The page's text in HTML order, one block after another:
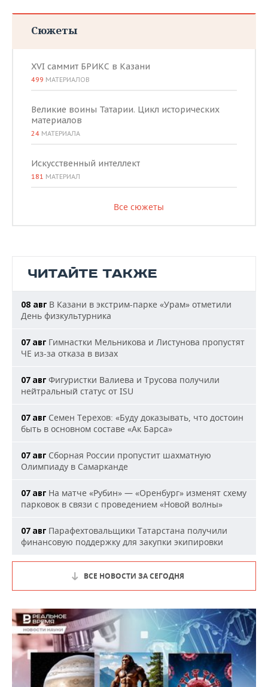
Сюжеты
XVI саммит БРИКС в Казани
499 МАТЕРИАЛОВ
Великие воины Татарии. Цикл исторических
материалов
24 МАТЕРИАЛА
Искусственный интеллект
181 МАТЕРИАЛ
Все сюжеты
ЧИТАЙТЕ ТАКЖЕ
08 авг В Казани в экстрим-парке «Урам» отметили
День физкультурника
07 авг Гимнастки Мельникова и Листунова пропустят
ЧЕ из-за отказа в визах
07 авг Фигуристки Валиева и Трусова получили
нейтральный статус от ISU
07 авг Семен Терехов: «Буду доказывать, что достоин
быть в основном составе «Ак Барса»
07 авг Сборная России пропустит шахматную
Олимпиаду в Самарканде
07 авг На матче «Рубин» — «Оренбург» изменят схему
парковок в связи с проведением «Новой волны»
07 авг Парафехтовальщики Татарстана получили
финансовую поддержку для закупки экипировки
ВСЕ НОВОСТИ ЗА СЕГОДНЯ